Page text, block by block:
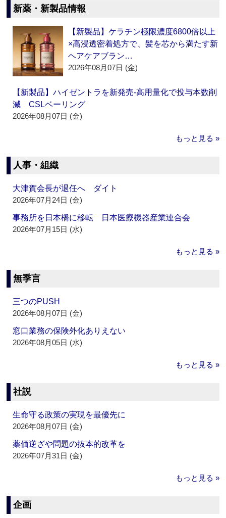
新薬・新製品情報
【新製品】ケラチン極限濃度6800倍以上
×高浸透密着処方で、髪を芯から満たす新
ヘアケアブラン…
2026年08月07日 (金)
【新製品】ハイゼントラを新発売‐高用量化で投与本数削
減 CSLベーリング
2026年08月07日 (金)
もっと見る »
人事・組織
大津賀会長が退任へ ダイト
2026年07月24日 (金)
事務所を日本橋に移転 日本医療機器産業連合会
2026年07月15日 (水)
もっと見る »
無季言
三つのPUSH
2026年08月07日 (金)
窓口業務の保険外化ありえない
2026年08月05日 (水)
もっと見る »
社説
生命守る政策の実現を最優先に
2026年08月07日 (金)
薬価逆ざや問題の抜本的改革を
2026年07月31日 (金)
もっと見る »
企画